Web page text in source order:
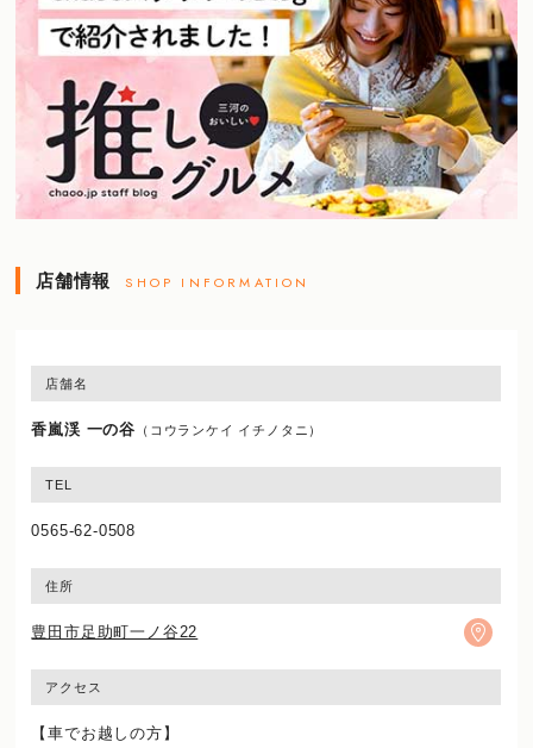
店舗情報 SHOP INFORMATION
店舗名
香嵐渓 一の谷 （コウランケイ イチノタニ）
TEL
0565-62-0508
住所
豊田市足助町一ノ谷22
アクセス
【車でお越しの方】